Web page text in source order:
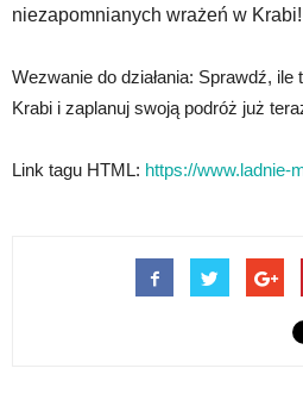
niezapomnianych wrażeń w Krabi!
Wezwanie do działania: Sprawdź,
Krabi i zaplanuj swoją podróż już
Link tagu HTML: https://www.ladnie-